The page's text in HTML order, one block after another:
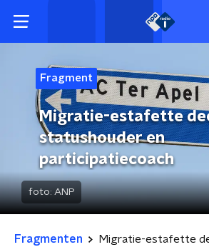
Fragment
Migratie-estafette
statushouder en
participatiecoach
foto: ANP
Fragmenten